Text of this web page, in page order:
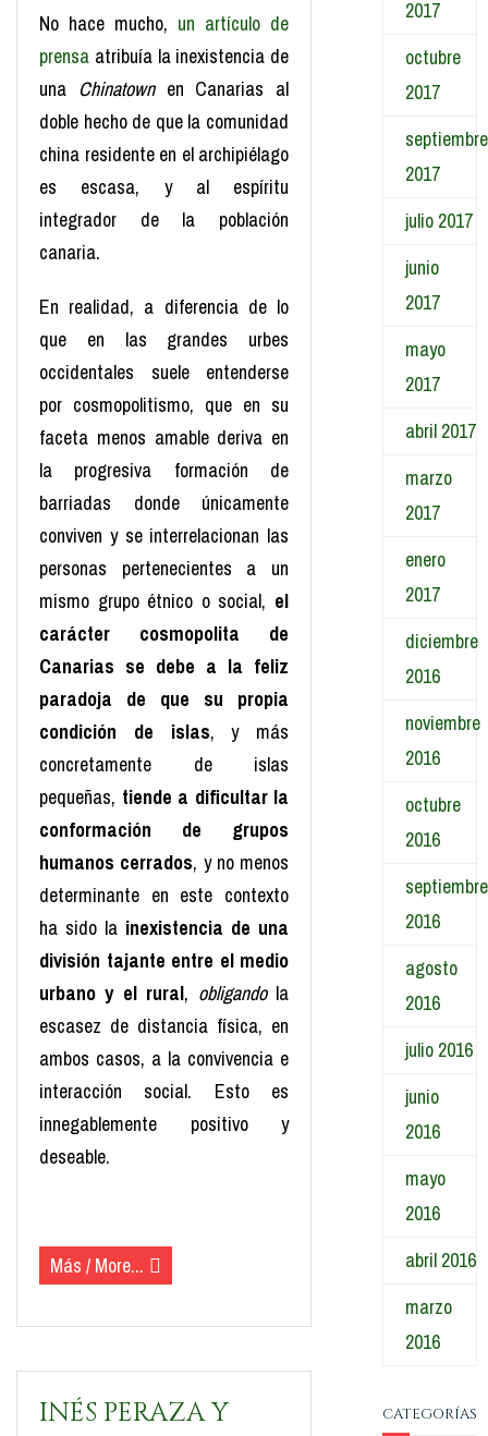
No hace mucho, un artículo de
prensa atribuía la inexistencia de
una Chinatownen Canarias al
doble hecho de que la comunidad
china residente en el archipiélago
es escasa, y al espíritu
integrador de la población
canaria.
En realidad, a diferencia de lo
que en las grandes urbes
occidentales suele entenderse
por cosmopolitismo, que en su
faceta menos amable deriva en
la progresiva formación de
barriadas donde únicamente
conviven y se interrelacionan las
personas pertenecientes a un
mismo grupo étnico o social, el
carácter cosmopolita de
Canarias se debe a la feliz
paradoja de que su propia
condición de islas, y más
concretamente de islas
pequeñas, tiende a dificultar la
conformación de grupos
humanos cerrados, y no menos
determinante en este contexto
ha sido la inexistencia de una
división tajante entre el medio
urbano y el rural, obligandola
escasez de distancia física, en
ambos casos, a la convivencia e
interacción social. Esto es
innegablemente positivo y
deseable.
Más / More...
INÉS PERAZA Y
2017
octubre
2017
septiembre
2017
julio 2017
junio
2017
mayo
2017
abril 2017
marzo
2017
enero
2017
diciembre
2016
noviembre
2016
octubre
2016
septiembre
2016
agosto
2016
julio 2016
junio
2016
mayo
2016
abril 2016
marzo
2016
CATEGORÍAS